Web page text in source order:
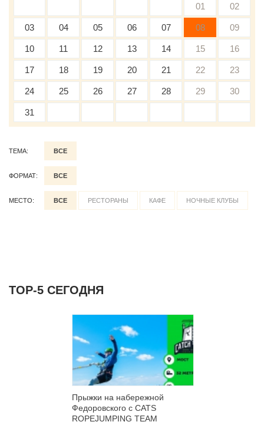
01 02
03 04 05 06 07 08 09
10 11 12 13 14 15 16
17 18 19 20 21 22 23
24 25 26 27 28 29 30
31
ТЕМА: ВСЕ
ФОРМАТ: ВСЕ
МЕСТО: ВСЕ РЕСТОРАНЫ КАФЕ НОЧНЫЕ КЛУБЫ
ТОР-5 СЕГОДНЯ
Прыжки на набережной
Федоровского с CATS
ROPEJUMPING TEAM